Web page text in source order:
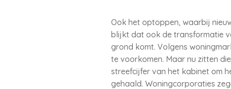
Ook het optoppen, waarbij
blijkt dat ook de transformatie
grond komt. Volgens
te voorkomen. Maar nu zitten
streefcijfer van het kabinet om
gehaald. Woningcorporaties